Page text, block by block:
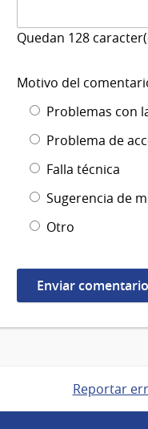
Quedan 128
Motivo del
Problemas con
Problema de
Falla técnica
Sugerencia de
Otro
Reportar